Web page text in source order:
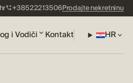
+38522213506Prodajte nekretninu
i Vodiči Kontakt HR